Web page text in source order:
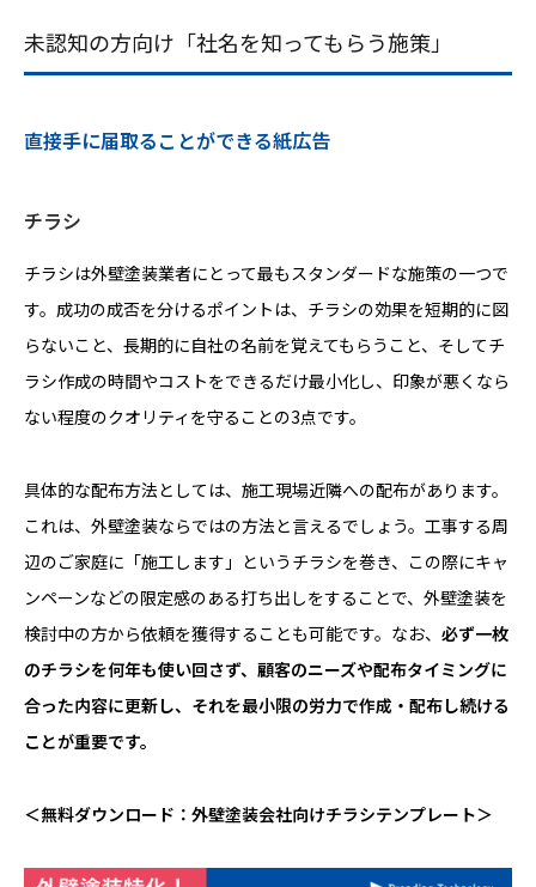
未認知の方向け「社名を知ってもらう施策」
直接手に届取ることができる紙広告
チラシ
チラシは外壁塗装業者にとって最もスタンダードな施策の一つで
す。成功の成否を分けるポイントは、チラシの効果を短期的に図
らないこと、長期的に自社の名前を覚えてもらうこと、そしてチ
ラシ作成の時間やコストをできるだけ最小化し、印象が悪くなら
ない程度のクオリティを守ることの3点です。
具体的な配布方法としては、施工現場近隣への配布があります。
これは、外壁塗装ならではの方法と言えるでしょう。工事する周
辺のご家庭に「施工します」というチラシを巻き、この際にキャ
ンペーンなどの限定感のある打ち出しをすることで、外壁塗装を
検討中の方から依頼を獲得することも可能です。なお、 必ず一枚
のチラシを何年も使い回さず、顧客のニーズや配布タイミングに
合った内容に更新し、それを最小限の労力で作成・配布し続ける
ことが重要です。
＜無料ダウンロード：外壁塗装会社向けチラシテンプレート＞